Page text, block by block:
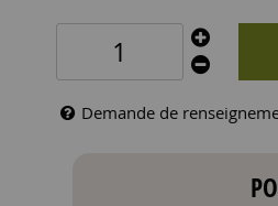
Demande de